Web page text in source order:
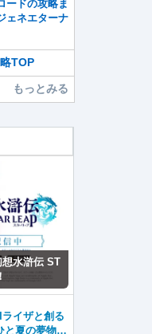
ードの攻略ま
ェネエターナ
TOP
もっとみる
水滸伝 ST
ライザと創る
と夏の夢物